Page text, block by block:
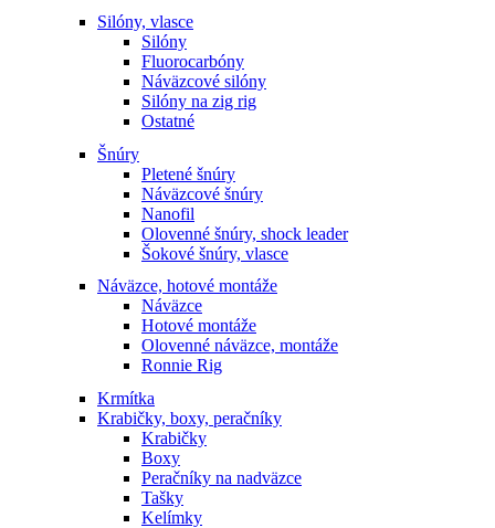
Silóny, vlasce
Silóny
Fluorocarbóny
Náväzcové silóny
Silóny na zig rig
Ostatné
Šnúry
Pletené šnúry
Náväzcové šnúry
Nanofil
Olovenné šnúry, shock leader
Šokové šnúry, vlasce
Náväzce, hotové montáže
Náväzce
Hotové montáže
Olovenné náväzce, montáže
Ronnie Rig
Krmítka
Krabičky, boxy, peračníky
Krabičky
Boxy
Peračníky na nadväzce
Tašky
Kelímky